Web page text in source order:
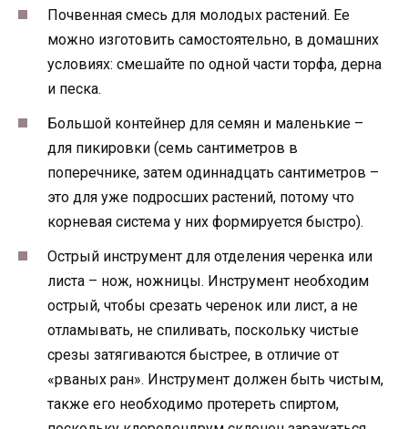
Почвенная смесь для молодых растений. Ее
можно изготовить самостоятельно, в домашних
условиях: смешайте по одной части торфа, дерна
и песка.
Большой контейнер для семян и маленькие –
для пикировки (семь сантиметров в
поперечнике, затем одиннадцать сантиметров –
это для уже подросших растений, потому что
корневая система у них формируется быстро).
Острый инструмент для отделения черенка или
листа – нож, ножницы. Инструмент необходим
острый, чтобы срезать черенок или лист, а не
отламывать, не спиливать, поскольку чистые
срезы затягиваются быстрее, в отличие от
«рваных ран». Инструмент должен быть чистым,
также его необходимо протереть спиртом,